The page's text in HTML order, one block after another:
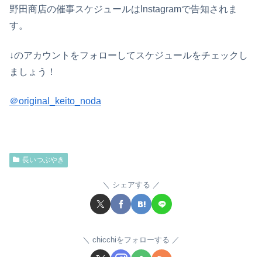
野田商店の催事スケジュールはInstagramで告知されま
す。
↓のアカウントをフォローしてスケジュールをチェックし
ましょう！
＠original_keito_noda
長いつぶやき
シェアする
chicchiをフォローする